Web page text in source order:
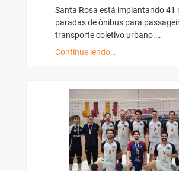
Santa Rosa está implantando 41
paradas de ônibus para
transporte coletivo urbano.…
Continue lendo…